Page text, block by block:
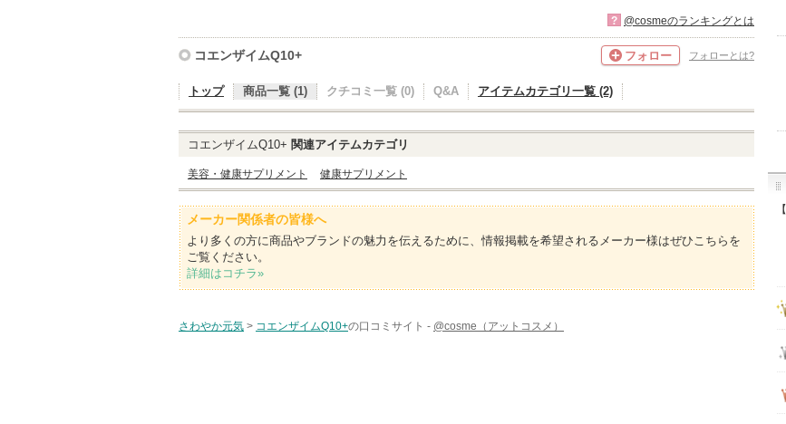
? @cosmeのランキングとは
コエンザイムQ10+ フォロー フォローとは?
トップ 商品一覧 (1) クチコミ一覧 (0) Q&A アイテムカテゴリ一覧 (2)
コエンザイムQ10+ 関連アイテムカテゴリ
美容・健康サプリメント 健康サプリメント
メーカー関係者の皆様へ
より多くの方に商品やブランドの魅力を伝えるために、情報掲載を希望されるメーカー様はぜひこちらを
ご覧ください。
詳細はコチラ»
さわやか元気 > コエンザイムQ10+の口コミサイト - @cosme（アットコスメ）
【